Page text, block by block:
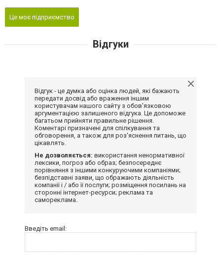
Це моє підприємство
Відгуки
Відгук - це думка або оцінка людей, які бажають
передати досвід або враження іншим
користувачам нашого сайту з обов'язковою
аргументацією залишеного відгука. Це допоможе
багатьом прийняти правильне рішення.
Коментарі призначені для спілкування та
обговорення, а також для роз'яснення питань, що
цікавлять.
Не дозволяється: використання ненормативної
лексики, погроз або образ; безпосереднє
порівняння з іншими конкуруючими компаніями;
безпідставні заяви, що ображають діяльність
компанії і / або її послуги; розміщення посилань на
сторонні інтернет-ресурси; реклама та
самореклама.
Введіть email: